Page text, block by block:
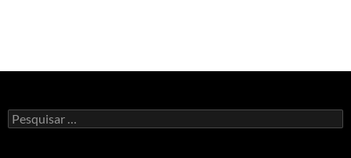
Pesquisar
por: